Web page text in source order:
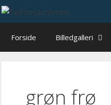
Forside Billedgalleri
grøn frø